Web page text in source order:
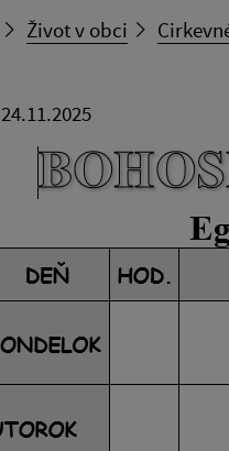
Život v obci
24.11.2025